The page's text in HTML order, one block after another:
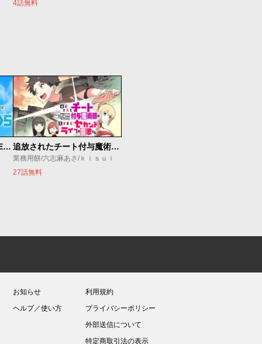
4話無料
魔法少女リリカルなのは EXCEEDS 追放されたチート付与魔術師は気ままなセカンドライフを謳歌する。 ～俺は武器だけじゃなく、あらゆるものに『強化ポイント』を付与できるし、俺の意思でいつでも効果を解除できるけど、残った人たち大丈夫？～
業務用餅/六志麻あさ/ｋｉｓｕｉ
27話無料
お知らせ
ヘルプ／使い方
利用規約
プライバシーポリシー
外部送信について
特定商取引法の表示